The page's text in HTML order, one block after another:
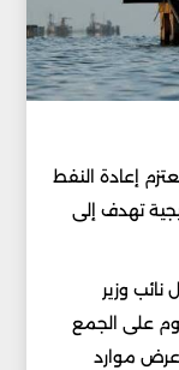
إعادة النفط
تهدف إلى
وزير
على الجمع
موارد